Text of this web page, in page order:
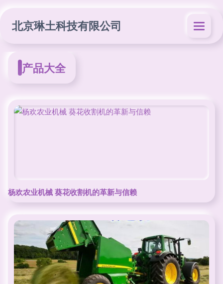
北京琳土科技有限公司
产品大全
杨欢农业机械 葵花收割机的革新与信赖